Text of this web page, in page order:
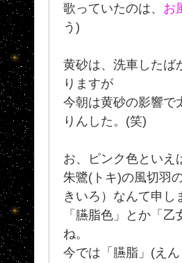
歌っていたのは、 お
う)
黄砂は、洗車したば
りますが
今朝は黄砂の影響で
りんした。(笑)
お、ピンク色といえ
朱鷺(トキ)の風切羽
きいろ）なんて申し
「臙脂色」とか「
ね。
今では「臙脂」(え